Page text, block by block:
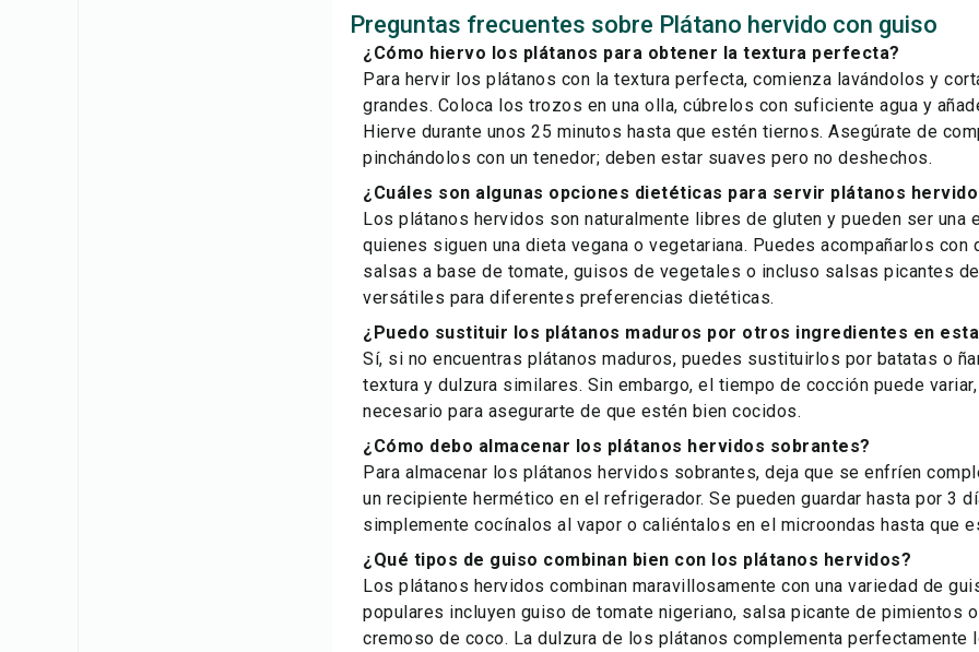
Preguntas frecuentes sobre Plátano hervido con guiso
¿Cómo hiervo los plátanos para obtener la textura perfecta?
Para hervir los plátanos con la textura perfecta, comienza lavándolos y
grandes. Coloca los trozos en una olla, cúbrelos con suficiente agua y
Hierve durante unos 25 minutos hasta que estén tiernos. Asegúrate de
pinchándolos con un tenedor; deben estar suaves pero no deshechos.
¿Cuáles son algunas opciones dietéticas para servir plátanos
Los plátanos hervidos son naturalmente libres de gluten y pueden ser una
quienes siguen una dieta vegana o vegetariana. Puedes acompañarlos
salsas a base de tomate, guisos de vegetales o incluso salsas picantes
versátiles para diferentes preferencias dietéticas.
¿Puedo sustituir los plátanos maduros por otros ingredientes en
Sí, si no encuentras plátanos maduros, puedes sustituirlos por batatas o
textura y dulzura similares. Sin embargo, el tiempo de cocción puede
necesario para asegurarte de que estén bien cocidos.
¿Cómo debo almacenar los plátanos hervidos sobrantes?
Para almacenar los plátanos hervidos sobrantes, deja que se enfríen
un recipiente hermético en el refrigerador. Se pueden guardar hasta por 3
simplemente cocínalos al vapor o caliéntalos en el microondas hasta que
¿Qué tipos de guiso combinan bien con los plátanos hervidos?
Los plátanos hervidos combinan maravillosamente con una variedad de
populares incluyen guiso de tomate nigeriano, salsa picante de pimientos
cremoso de coco. La dulzura de los plátanos complementa perfectamente